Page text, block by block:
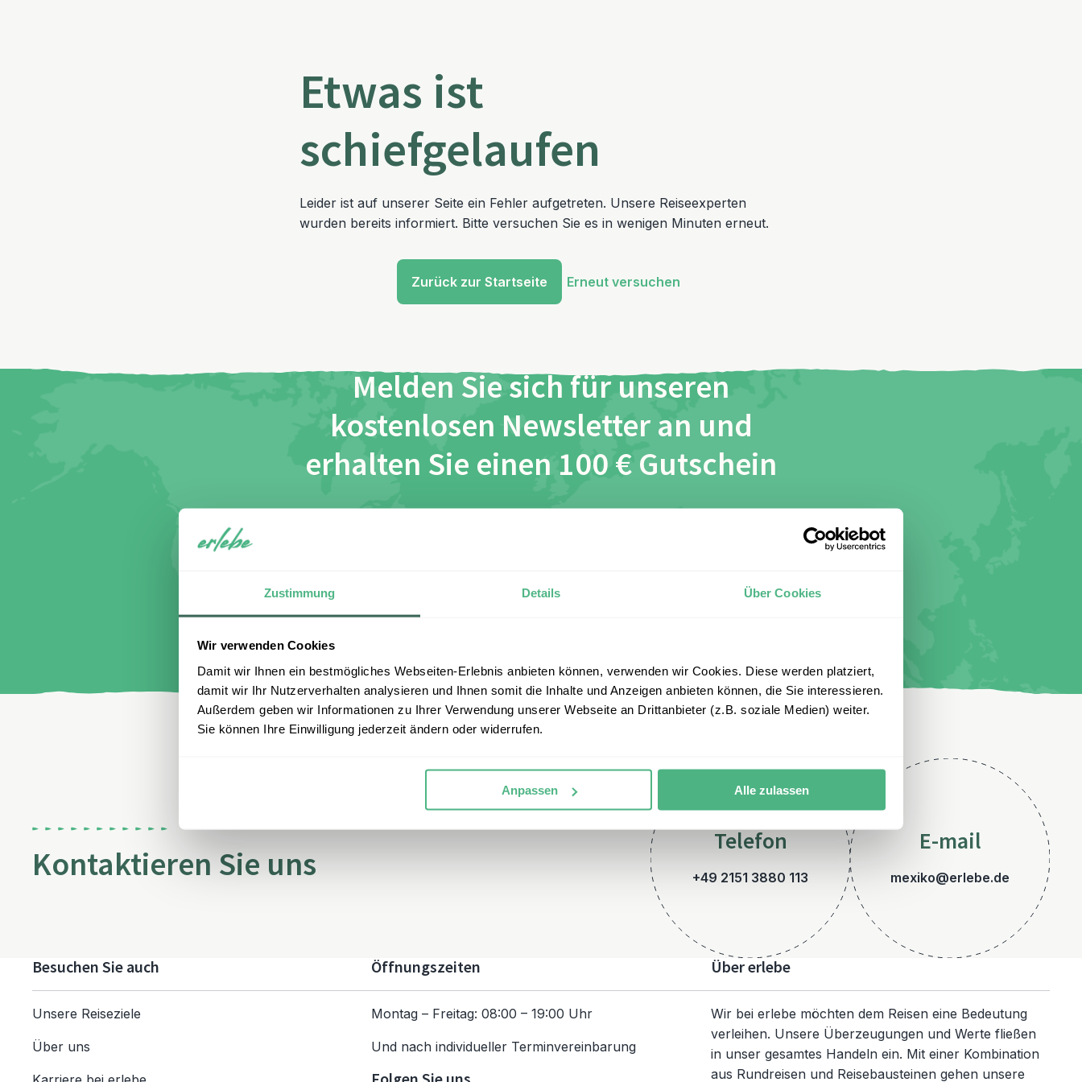
Zustimmung Details Über Cookies
Wir verwenden Cookies
Damit wir Ihnen ein bestmögliches Webseiten-Erlebnis anbieten können, verwenden wir Cookies. Diese werden platziert,
damit wir Ihr Nutzerverhalten analysieren und Ihnen somit die Inhalte und Anzeigen anbieten können, die Sie interessieren.
Außerdem geben wir Informationen zu Ihrer Verwendung unserer Webseite an Drittanbieter (z.B. soziale Medien) weiter.
Sie können Ihre Einwilligung jederzeit ändern oder widerrufen.
Anpassen Alle zulassen
Etwas ist
schiefgelaufen
Leider ist auf unserer Seite ein Fehler aufgetreten. Unsere Reiseexperten
wurden bereits informiert. Bitte versuchen Sie es in wenigen Minuten erneut.
Zurück zur Startseite Erneut versuchen
Melden Sie sich für unseren
kostenlosen Newsletter an und
erhalten Sie einen 100 € Gutschein
Kontaktieren Sie uns
Telefon
+49 2151 3880 113
E-mail
mexiko@erlebe.de
Besuchen Sie auch
Unsere Reiseziele
Über uns
Öffnungszeiten
Montag – Freitag: 08:00 – 19:00 Uhr
Und nach individueller Terminvereinbarung
Über erlebe
Wir bei erlebe möchten dem Reisen eine Bedeutung
verleihen. Unsere Überzeugungen und Werte fließen
in unser gesamtes Handeln ein. Mit einer Kombination
aus Rundreisen und Reisebausteinen gehen unsere